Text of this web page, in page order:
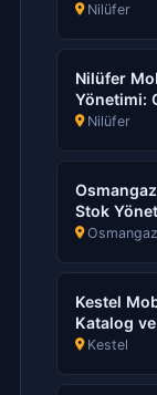
Nilüfer
Nilüfer
Yönetimi:
Nilüfer
Stok
Kestel
Katalog
Kestel